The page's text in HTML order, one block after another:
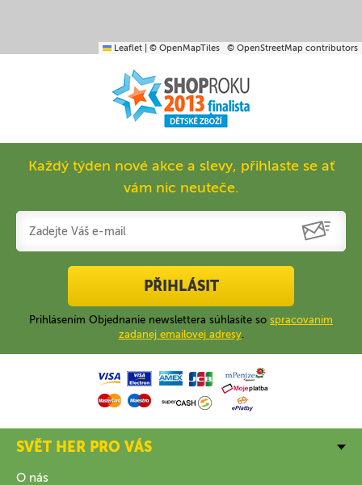
Leaflet © OpenMapTiles © OpenStreetMap contributors
Každý týden nové akce a slevy, přihlaste se ať
vám nic neuteče.
PŘIHLÁSIT
Prihlásením Objednanie newslettera súhlasíte so spracovaním
zadanej emailovej adresy.
SVĚT HER PRO VÁS
O nás